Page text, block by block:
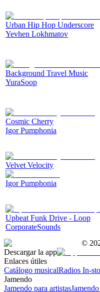
Urban Hip Hop Underscore
Yevhen Lokhmatov
Background Travel Music
YuraSoop
Cosmic Cherry
Igor Pumphonia
Velvet Velocity
Igor Pumphonia
Upbeat Funk Drive - Loop
CorporateSounds
©
Descargar la app
Enlaces útiles
Catálogo musicalRadios In-
Jamendo
Jamendo para artistas